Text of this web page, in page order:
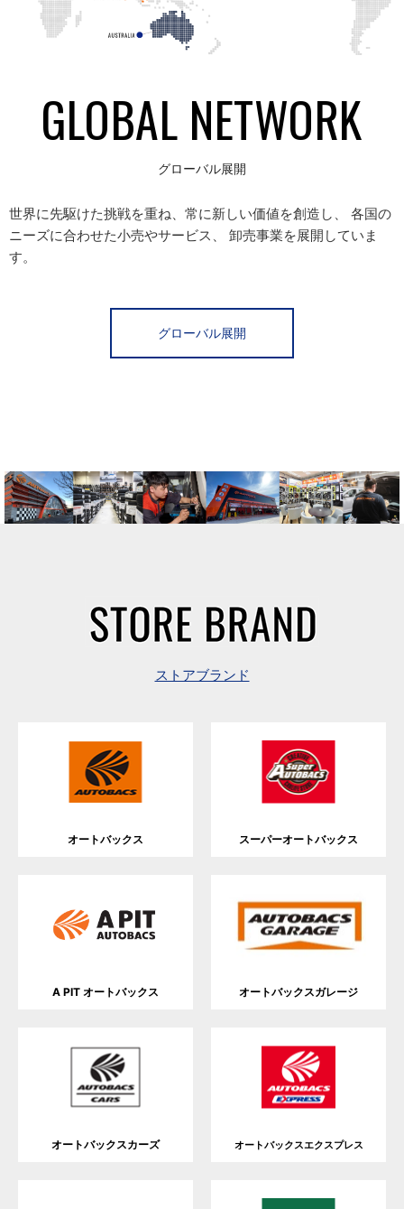
GLOBAL NETWORK
グローバル展開
世界に先駆けた挑戦を重ね、常に新しい価値を創造し、 各国の
ニーズに合わせた小売やサービス、 卸売事業を展開していま
す。
グローバル展開
ストアブランド
オートバックス スーパーオートバックス
A PIT オートバックス オートバックスガレージ
オートバックスカーズ オートバックスエクスプレス